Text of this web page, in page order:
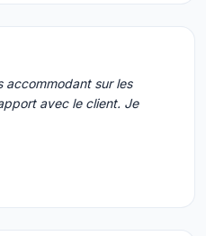
accommodant sur les
avec le client. Je